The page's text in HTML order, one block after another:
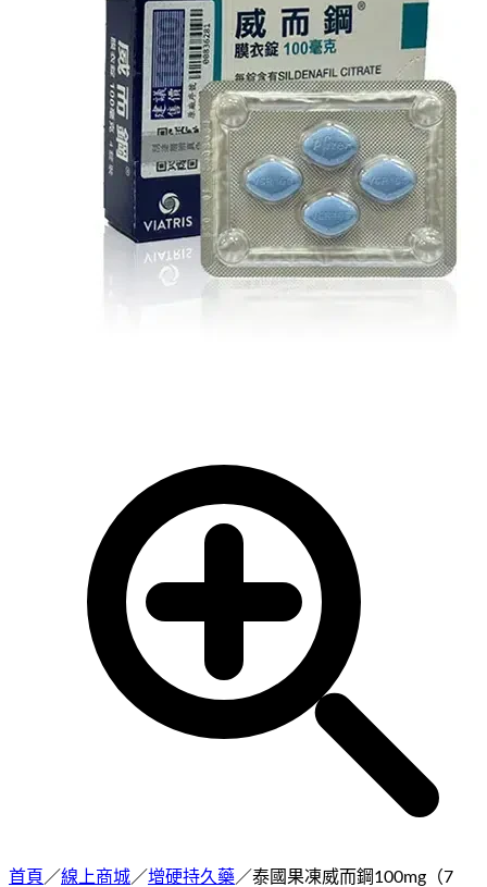
首頁 ／線上商城／增硬持久藥／泰國果凍威而鋼100mg（7